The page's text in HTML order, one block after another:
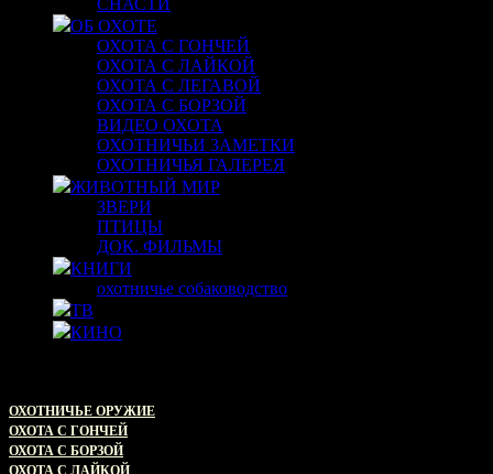
СНАСТИ
ОБ ОХОТЕ
ОХОТА С ГОНЧЕЙ
ОХОТА С ЛАЙКОЙ
ОХОТА С ЛЕГАВОЙ
ОХОТА С БОРЗОЙ
ВИДЕО ОХОТА
ОХОТНИЧЬИ ЗАМЕТКИ
ОХОТНИЧЬЯ ГАЛЕРЕЯ
ЖИВОТНЫЙ МИР
ЗВЕРИ
ПТИЦЫ
ДОК. ФИЛЬМЫ
КНИГИ
охотничье собаководство
ТВ
КИНО
ОХОТНИЧЬЕ ОРУЖИЕ
ОХОТА С ГОНЧЕЙ
ОХОТА С БОРЗОЙ
ОХОТА С ЛАЙКОЙ